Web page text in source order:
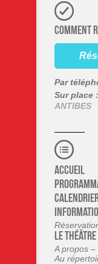
COMMENT
Par
Sur place :
ANTIBES
Accueil
Le théâtre
A propos
Au